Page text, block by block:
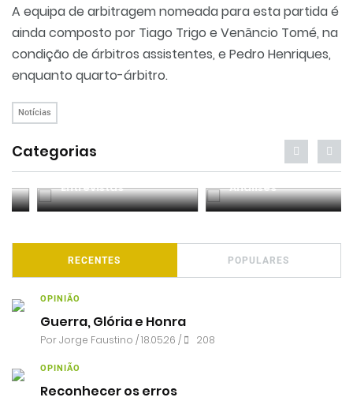
A equipa de arbitragem nomeada para esta partida é
ainda composto por Tiago Trigo e Venāncio Tomé, na
condição de árbitros assistentes, e Pedro Henriques,
enquanto quarto-árbitro.
Notícias
Categorias
Entrevistas Análises
RECENTES POPULARES
OPINIÃO
Guerra, Glória e Honra
PorJorge Faustino / 18.05.26 / 208
OPINIÃO
Reconhecer os erros